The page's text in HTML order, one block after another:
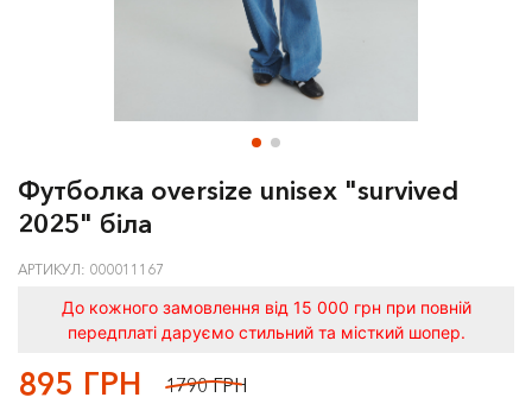
Футболка oversize unisex "survived
2025" біла
АРТИКУЛ: 000011167
До кожного замовлення від 15 000 грн при повній
передплаті даруємо стильний та місткий шопер.
895 ГРН 1790 ГРН